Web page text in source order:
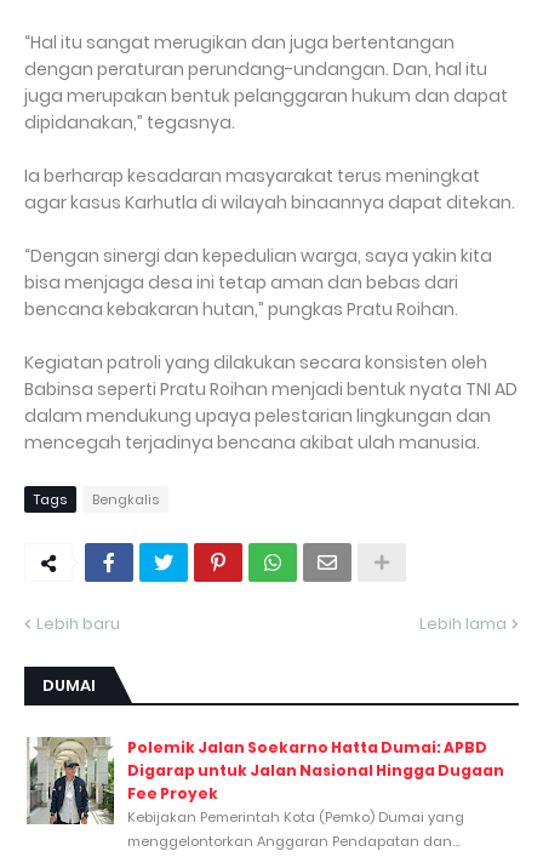
“Hal itu sangat merugikan dan juga bertentangan
dengan peraturan perundang-undangan. Dan, hal itu
juga merupakan bentuk pelanggaran hukum dan dapat
dipidanakan,” tegasnya.
Ia berharap kesadaran masyarakat terus meningkat
agar kasus Karhutla di wilayah binaannya dapat ditekan.
“Dengan sinergi dan kepedulian warga, saya yakin kita
bisa menjaga desa ini tetap aman dan bebas dari
bencana kebakaran hutan,” pungkas Pratu Roihan.
Kegiatan patroli yang dilakukan secara konsisten oleh
Babinsa seperti Pratu Roihan menjadi bentuk nyata TNI AD
dalam mendukung upaya pelestarian lingkungan dan
mencegah terjadinya bencana akibat ulah manusia.
Tags Bengkalis
Lebih baru Lebih lama
DUMAI
Polemik Jalan Soekarno Hatta Dumai: APBD
Digarap untuk Jalan Nasional Hingga Dugaan
Fee Proyek
Kebijakan Pemerintah Kota (Pemko) Dumai yang
menggelontorkan Anggaran Pendapatan dan...